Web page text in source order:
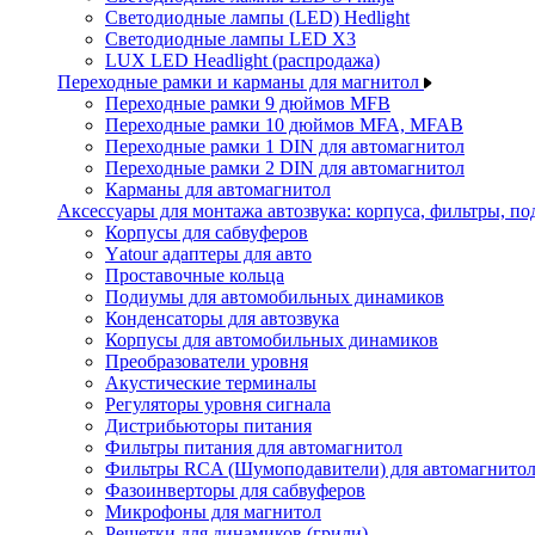
Светодиодные лампы (LED) Hedlight
Светодиодные лампы LED X3
LUX LED Headlight (распродажа)
Переходные рамки и карманы для магнитол
Переходные рамки 9 дюймов MFB
Переходные рамки 10 дюймов MFA, MFAB
Переходные рамки 1 DIN для автомагнитол
Переходные рамки 2 DIN для автомагнитол
Карманы для автомагнитол
Аксессуары для монтажа автозвука: корпуса, фильтры,
Корпусы для сабвуферов
Yаtour адаптеры для авто
Проставочные кольца
Подиумы для автомобильных динамиков
Конденсаторы для автозвука
Корпусы для автомобильных динамиков
Преобразователи уровня
Акустические терминалы
Регуляторы уровня сигнала
Дистрибьюторы питания
Фильтры питания для автомагнитол
Фильтры RCA (Шумоподавители) для автомагнитол
Фазоинверторы для сабвуферов
Микрофоны для магнитол